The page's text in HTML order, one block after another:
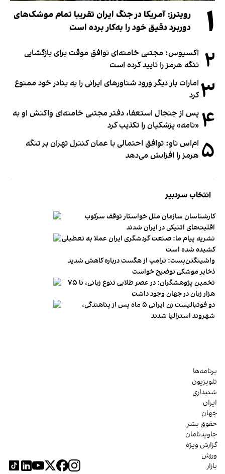
۱
رویترز: آمریکا در جنگ ایران تقریبا تمام موشک‌های
دوربرد دقیق خود را به‌کار برده است
۲ اکسیوس: مجتبی خامنه‌ای توافق موقت برای بازگشایی
تنگه هرمز را تایید کرده است
۳ امارات بار دیگر ورود شناورهای ایرانی را به بنادر خود ممنوع
کرد
۴ پس از جنجال استعفا، دفتر مجتبی خامنه‌ای واکنش او به
«نامه» پزشکیان را تکذیب کرد
۵ ام‌اس ناو: توافق احتمالی با عمان کنترل تهران بر تنگه
هرمز را افزایش می‌دهد
انتخاب سردبیر
کارشناسان سازمان ملل خواستار توقف سرکوب
اقلیت‌های اتنیکی در ایران شدند
نشریه پیام ما: صنعت گردشگری ایران عملا به تعطیلی
کشیده شده است
واشینگتن‌پست: ترامپ از هگست درباره کاهش شدید
ذخایر موشکی توضیح خواست
تخمین پژوهشگران: در عصر طلایی تنوع زبانی، تا ۷۵
هزار زبان در جهان وجود داشت
دو فوتبالیست زن ایرانی ۵ ماه پس از پناهندگی،
شهروند استرالیا شدند
برنامه‌ها
تلویزیون
شنیداری
ایران
جهان
حقوق بشر
جاویدنامان
گزارش ویژه
ورزش
بازار